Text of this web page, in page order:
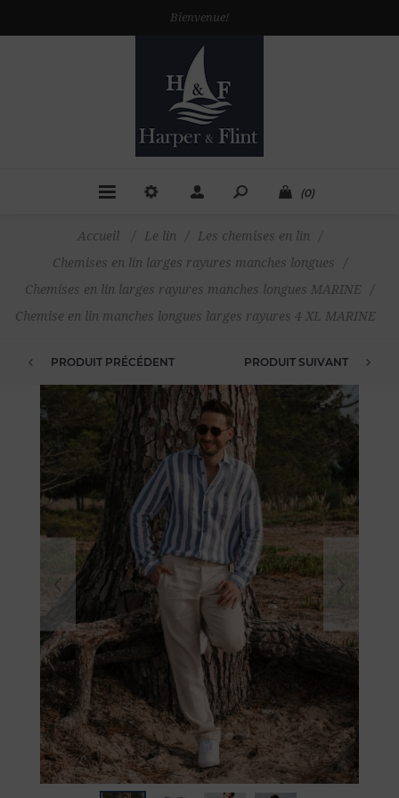
Bienvenue!
(0)
Accueil / Le lin / Les chemises en lin
/
Chemises en lin larges rayures manches longues
/
Chemises en lin larges rayures manches longues MARINE
/
Chemise en lin manches longues larges rayures 4 XL MARINE
PRODUIT PRÉCÉDENT PRODUIT SUIVANT